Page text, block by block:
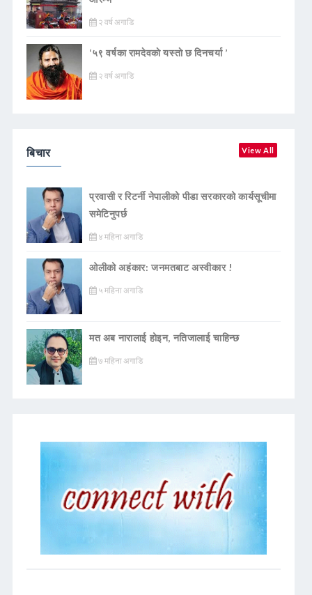
२ वर्ष अगाडि
‘५९ वर्षका रामदेवकाे यस्ताे छ दिनचर्या ’
२ वर्ष अगाडि
बिचार View All
प्रवासी र रिटर्नी नेपालीको पीडा सरकारको कार्यसूचीमा
समेटिनुपर्छ
४ महिना अगाडि
ओलीको अहंकार: जनमतबाट अस्वीकार !
५ महिना अगाडि
मत अब नारालाई होइन, नतिजालाई चाहिन्छ
७ महिना अगाडि